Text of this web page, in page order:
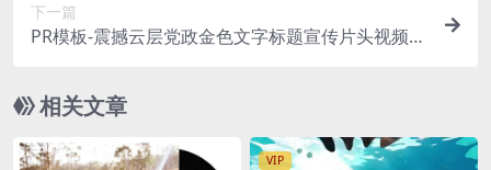
下一篇
PR模板-震撼云层党政金色文字标题宣传片头视频模
相关文章
VIP